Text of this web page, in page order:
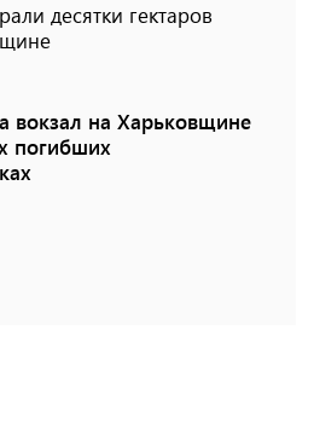
десятки гектаров
вокзал на Харьковщине
погибших